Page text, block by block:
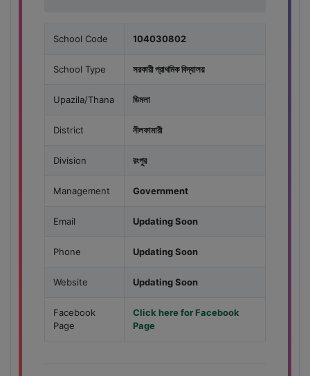
School Code 104030802
School Type সরকারী প্রাথমিক বিদ্যালয়
Upazila/Thana ডিমলা
District নীলফামারী
Division রংপুর
Management Government
Email Updating Soon
Phone Updating Soon
Website Updating Soon
Facebook
Page
Click here for Facebook
Page